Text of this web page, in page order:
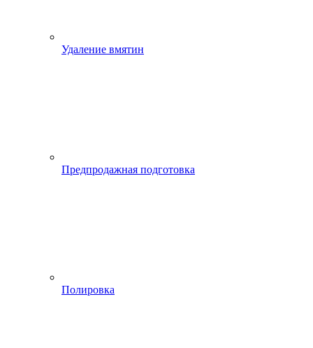
Удаление вмятин
Предпродажная подготовка
Полировка